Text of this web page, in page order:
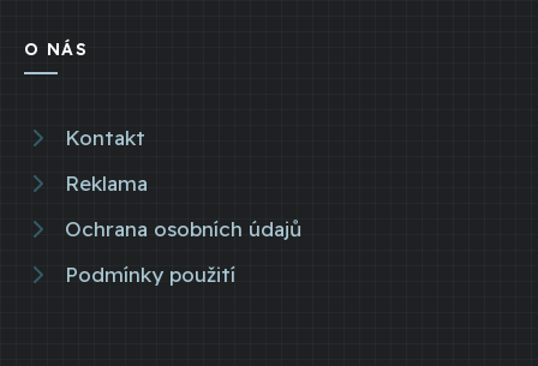
O NÁS
Kontakt
Reklama
Ochrana osobních údajů
Podmínky použití